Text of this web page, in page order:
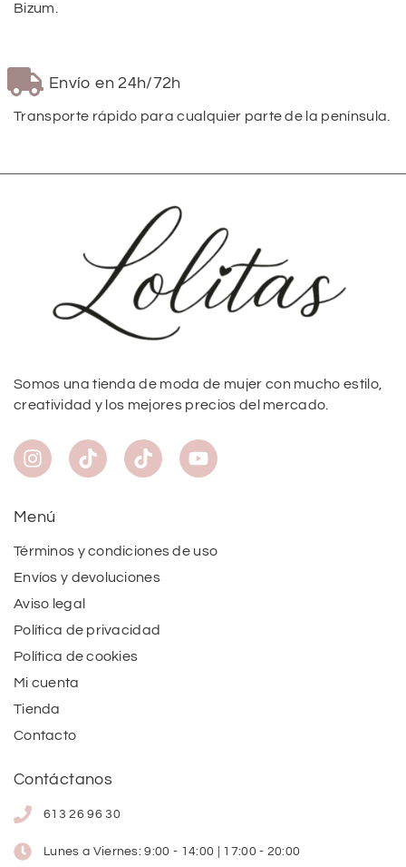
Bizum.
Envío en 24h/72h
Transporte rápido para cualquier parte de la península.
Somos una tienda de moda de mujer con mucho estilo,
creatividad y los mejores precios del mercado.
Menú
Términos y condiciones de uso
Envíos y devoluciones
Aviso legal
Política de privacidad
Política de cookies
Mi cuenta
Tienda
Contacto
Contáctanos
613 26 96 30
Lunes a Viernes: 9:00 - 14:00 | 17:00 - 20:00